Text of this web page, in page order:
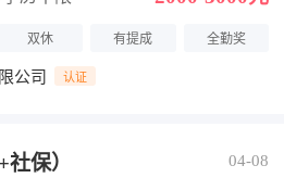
双休 有提成 全勤奖
公司 认证
保） 04-08